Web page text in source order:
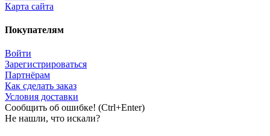
Карта сайта
Покупателям
Войти
Зарегистрироваться
Партнёрам
Как сделать заказ
Условия доставки
Сообщить об ошибке! (Ctrl+Enter)
Не нашли, что искали?